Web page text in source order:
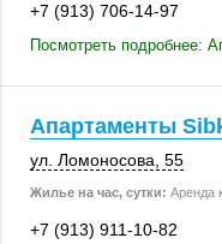
+7 (913) 706-14-97
Посмотреть подробнее:
Апартаменты
ул. Ломоносова, 55
Жилье на час, сутки: Аренда
+7 (913) 911-10-82